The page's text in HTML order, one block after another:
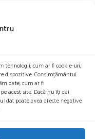
tehnologii, cum ar fi cookie-uri,
dispozitive. Consimțământul
date, cum ar fi
acest site. Dacă nu îți dai
dat poate avea afecte negative